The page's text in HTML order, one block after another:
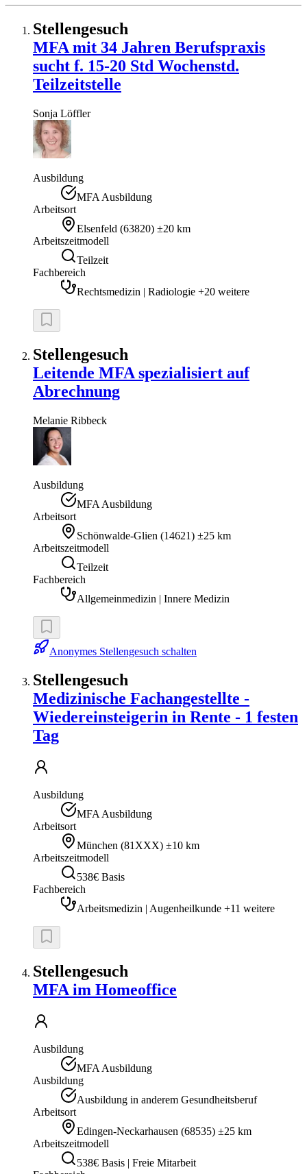
Stellengesuch
MFA mit 34 Jahren Berufspraxis
sucht f. 15-20 Std Wochenstd.
Teilzeitstelle
Sonja Löffler
Ausbildung
MFA Ausbildung
Arbeitsort
Elsenfeld (63820) ±20 km
Arbeitszeitmodell
Teilzeit
Fachbereich
Rechtsmedizin | Radiologie +20 weitere
Stellengesuch
Leitende MFA spezialisiert auf
Abrechnung
Melanie Ribbeck
Ausbildung
MFA Ausbildung
Arbeitsort
Schönwalde-Glien (14621) ±25 km
Arbeitszeitmodell
Teilzeit
Fachbereich
Allgemeinmedizin | Innere Medizin
Anonymes Stellengesuch schalten
Stellengesuch
Medizinische Fachangestellte -
Wiedereinsteigerin in Rente - 1 festen
Tag
Ausbildung
MFA Ausbildung
Arbeitsort
München (81XXX) ±10 km
Arbeitszeitmodell
538€ Basis
Fachbereich
Arbeitsmedizin | Augenheilkunde +11 weitere
Stellengesuch
MFA im Homeoffice
Ausbildung
MFA Ausbildung
Ausbildung
Ausbildung in anderem Gesundheitsberuf
Arbeitsort
Edingen-Neckarhausen (68535) ±25 km
Arbeitszeitmodell
538€ Basis | Freie Mitarbeit